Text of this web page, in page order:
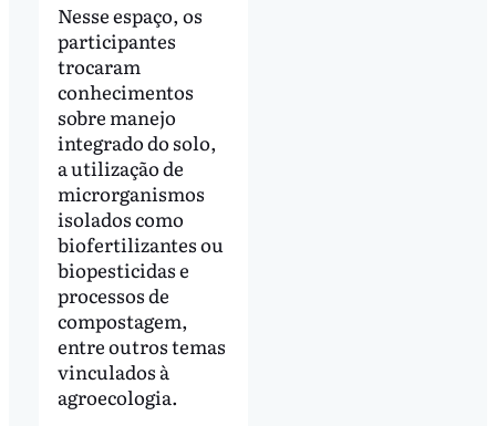
Nesse espaço, os
participantes
trocaram
conhecimentos
sobre manejo
integrado do solo,
a utilização de
microrganismos
isolados como
biofertilizantes ou
biopesticidas e
processos de
compostagem,
entre outros temas
vinculados à
agroecologia.